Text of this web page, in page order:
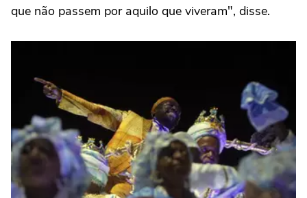
que não passem por aquilo que viveram", disse.